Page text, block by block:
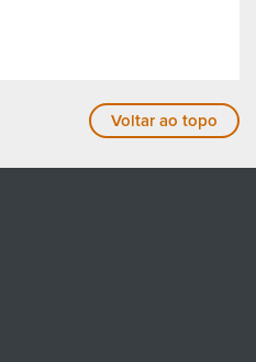
Voltar ao topo